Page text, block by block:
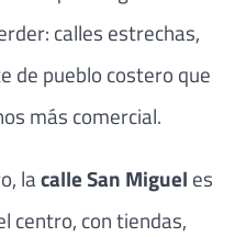
calles estrechas,
de pueblo costero que
más comercial.
lacalle San Miguel es
centro, con tiendas,